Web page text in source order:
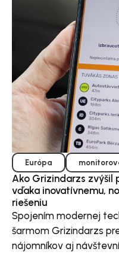
Európa
Ako Grizindarzs zvýšil
vďaka inovatívnemu,
riešeniu
Spojením modernej
šarmom Grizindarzs
nájomníkov aj